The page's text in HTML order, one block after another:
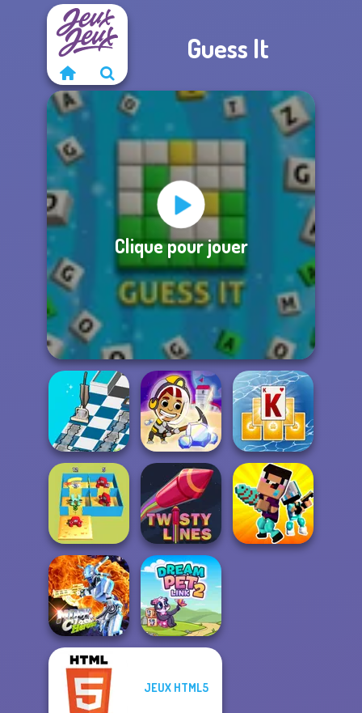
Guess It
Clique pour jouer
Dusty Maze
Hunter
Idle Miner Space
Rush
Tripeaks Solitaire
Holiday
Alphabet Lore
Maze
Twisty Lines
Moon Clash
Heroes
JEUX HTML5